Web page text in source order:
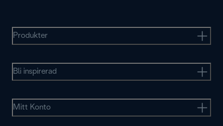
Produkter
Bli inspirerad
Mitt Konto